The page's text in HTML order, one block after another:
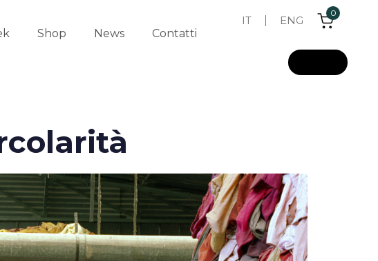
Shop News Contatti
IT ENG
0